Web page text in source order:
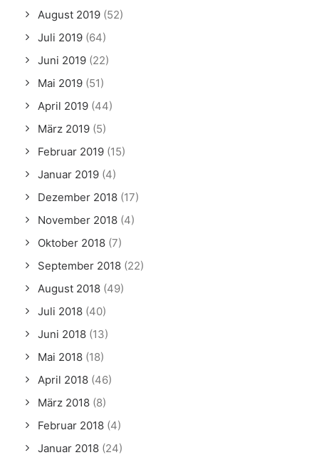
August 2019 (52)
Juli 2019 (64)
Juni 2019 (22)
Mai 2019 (51)
April 2019 (44)
März 2019 (5)
Februar 2019 (15)
Januar 2019 (4)
Dezember 2018 (17)
November 2018 (4)
Oktober 2018 (7)
September 2018 (22)
August 2018 (49)
Juli 2018 (40)
Juni 2018 (13)
Mai 2018 (18)
April 2018 (46)
März 2018 (8)
Februar 2018 (4)
Januar 2018 (24)